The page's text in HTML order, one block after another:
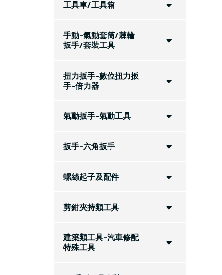
工具車/工具箱
手動-氣動套筒/棘輪
扳手/套裝工具
扭力扳手-數位扭力扳
手-倍力器
氣動扳手-氣動工具
扳手-六角扳手
螺絲起子及配件
剪鉗夾持類工具
建築類工具-汽車修配
特殊工具